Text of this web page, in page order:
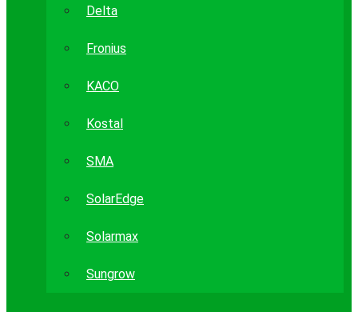
Delta
Fronius
KACO
Kostal
SMA
SolarEdge
Solarmax
Sungrow